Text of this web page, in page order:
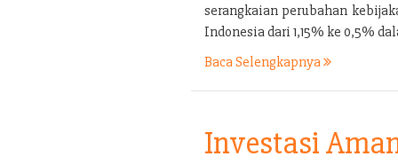
serangkaian perubahan
Indonesia dari 1,15% ke 0,5%
Baca Selengkapnya
Investasi